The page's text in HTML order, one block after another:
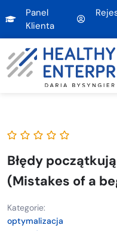
Panel
Klienta
Błędy
(Mistakes of a
Kategorie:
optymalizacja